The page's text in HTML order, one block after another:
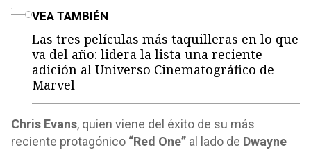
VEA TAMBIÉN
Las tres películas más taquilleras en lo que
va del año: lidera la lista una reciente
adición al Universo Cinematográfico de
Marvel
Chris Evans, quien viene del éxito de su más
reciente protagónico “Red One” al lado de Dwayne